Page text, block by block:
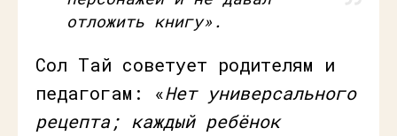
отложить книгу».
Сол Тай советует родителям и
педагогам: «Нет универсального
рецепта; каждый ребёнок